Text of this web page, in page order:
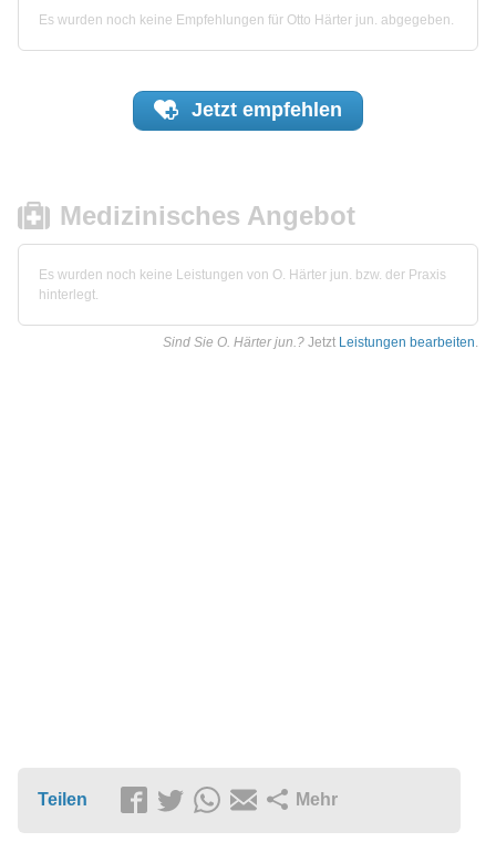
Es wurden noch keine Empfehlungen für Otto Härter jun. abgegeben.
Jetzt empfehlen
Medizinisches Angebot
Es wurden noch keine Leistungen von O. Härter jun. bzw. der Praxis
hinterlegt.
Sind Sie O. Härter jun.? Jetzt Leistungen bearbeiten.
Teilen Mehr